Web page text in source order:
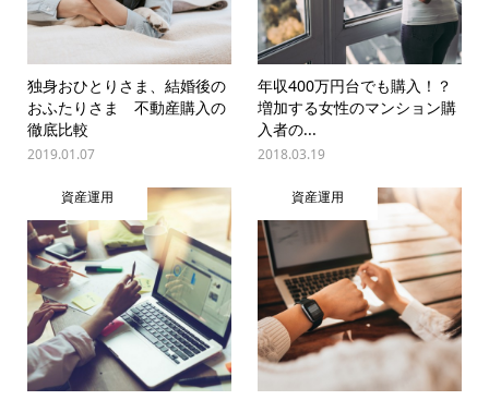
独身おひとりさま、結婚後の
おふたりさま 不動産購入の
徹底比較
2019.01.07
年収400万円台でも購入！？
増加する女性のマンション購
入者の...
2018.03.19
資産運用 資産運用